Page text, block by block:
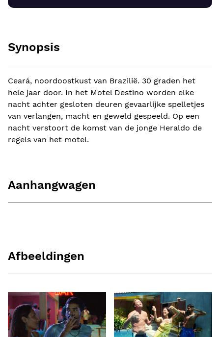
Synopsis
Ceará, noordoostkust van Brazilië. 30 graden het
hele jaar door. In het Motel Destino worden elke
nacht achter gesloten deuren gevaarlijke spelletjes
van verlangen, macht en geweld gespeeld. Op een
nacht verstoort de komst van de jonge Heraldo de
regels van het motel.
Aanhangwagen
Afbeeldingen